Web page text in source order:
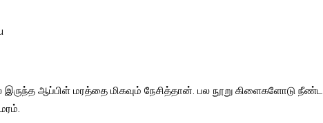
ஆப்பிள் மரத்தை மிகவும் நேசித்தான். பல நூறு கிளைகளோடு நீண்ட